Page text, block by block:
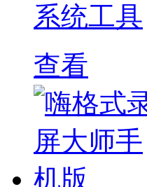
系统工具
查看